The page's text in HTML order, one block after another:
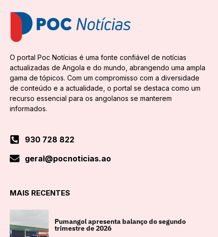
O portal Poc Notícias é uma fonte confiável de notícias
actualizadas de Angola e do mundo, abrangendo uma ampla
gama de tópicos. Com um compromisso com a diversidade
de conteúdo e a actualidade, o portal se destaca como um
recurso essencial para os angolanos se manterem
informados.
930 728 822
geral@pocnoticias.ao
MAIS RECENTES
Pumangol apresenta balanço do segundo
trimestre de 2026